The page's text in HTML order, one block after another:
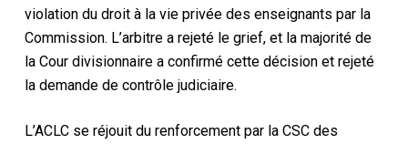
violation du droit à la vie privée des enseignants par la
Commission. L’arbitre a rejeté le grief, et la majorité de
la Cour divisionnaire a confirmé cette décision et rejeté
la demande de contrôle judiciaire.
L’ACLC se réjouit du renforcement par la CSC des